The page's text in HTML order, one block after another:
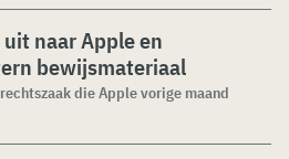
naar Apple en
bewijsmateriaal
die Apple vorige maand